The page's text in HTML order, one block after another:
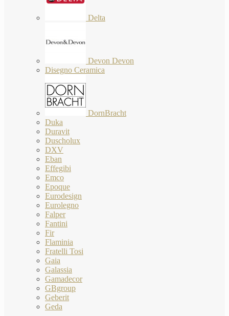
Delta
Devon Devon
Disegno Ceramica
DornBracht
Duka
Duravit
Duscholux
DXV
Eban
Effegibi
Emco
Epoque
Eurodesign
Eurolegno
Falper
Fantini
Fir
Flaminia
Fratelli Tosi
Gaia
Galassia
Gamadecor
GBgroup
Geberit
Geda